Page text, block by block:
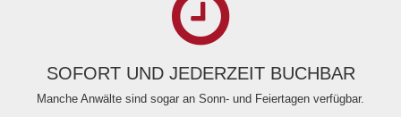
SOFORT UND JEDERZEIT BUCHBAR
Manche Anwälte sind sogar an Sonn- und Feiertagen verfügbar.